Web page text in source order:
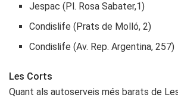
Jespac (Pl. Rosa Sabater,1)
Condislife (Prats de Molló, 2)
Condislife (Av. Rep. Argentina, 257)
Les Corts
Quant als autoserveis més barats de